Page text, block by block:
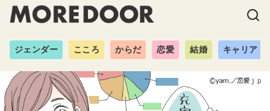
ジェンダー こころ からだ 恋愛 結婚 キャリア